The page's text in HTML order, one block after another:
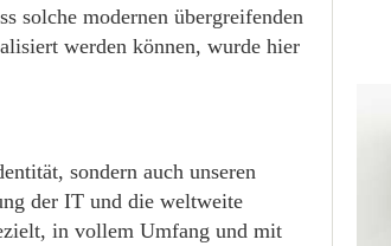
solche modernen übergreifenden
werden können, wurde hier
sondern auch unseren
der IT und die weltweite
in vollem Umfang und mit